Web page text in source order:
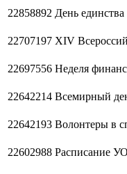
22858892 День
22707197 XIV
22697556 Неделя
22642214 Всемирный
22642193 Волонтеры в
22602988 Расписание